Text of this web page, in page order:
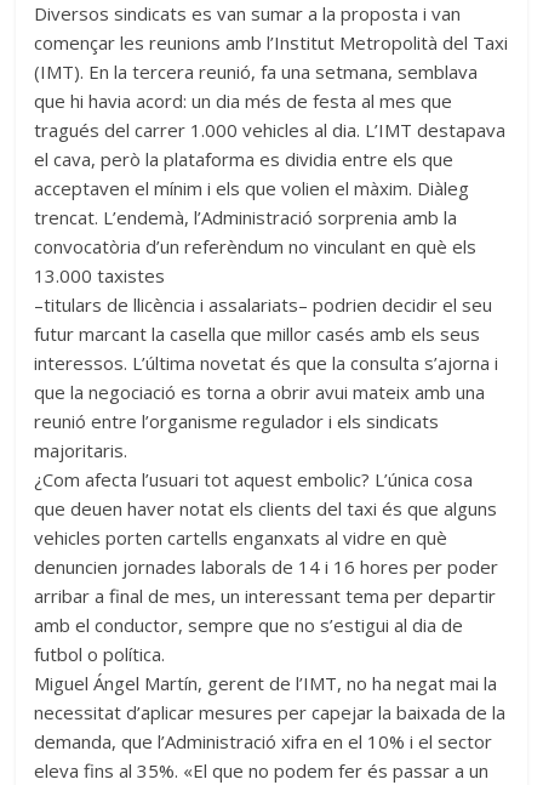
Diversos sindicats es van sumar a la proposta i van
començar les reunions amb l’Institut Metropolità del Taxi
(IMT). En la tercera reunió, fa una setmana, semblava
que hi havia acord: un dia més de festa al mes que
tragués del carrer 1.000 vehicles al dia. L’IMT destapava
el cava, però la plataforma es dividia entre els que
acceptaven el mínim i els que volien el màxim. Diàleg
trencat. L’endemà, l’Administració sorprenia amb la
convocatòria d’un referèndum no vinculant en què els
13.000 taxistes
–titulars de llicència i assalariats– podrien decidir el seu
futur marcant la casella que millor casés amb els seus
interessos. L’última novetat és que la consulta s’ajorna i
que la negociació es torna a obrir avui mateix amb una
reunió entre l’organisme regulador i els sindicats
majoritaris.
¿Com afecta l’usuari tot aquest embolic? L’única cosa
que deuen haver notat els clients del taxi és que alguns
vehicles porten cartells enganxats al vidre en què
denuncien jornades laborals de 14 i 16 hores per poder
arribar a final de mes, un interessant tema per departir
amb el conductor, sempre que no s’estigui al dia de
futbol o política.
Miguel Ángel Martín, gerent de l’IMT, no ha negat mai la
necessitat d’aplicar mesures per capejar la baixada de la
demanda, que l’Administració xifra en el 10% i el sector
eleva fins al 35%. «El que no podem fer és passar a un